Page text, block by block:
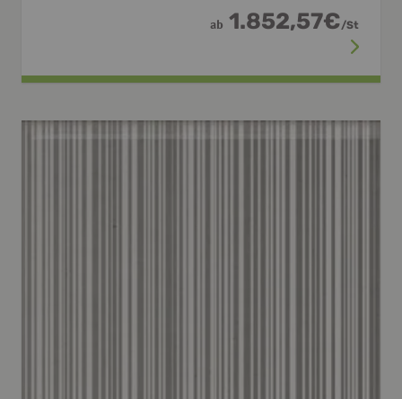
ab 1.852,57€/St